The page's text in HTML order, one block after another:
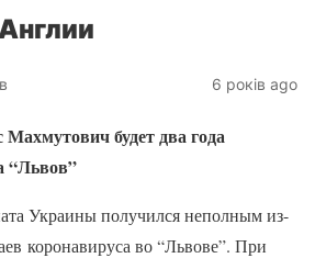
6 років ago
будет два года
“Львов”
Украины получился неполным из-
коронавируса во “Львове”. При